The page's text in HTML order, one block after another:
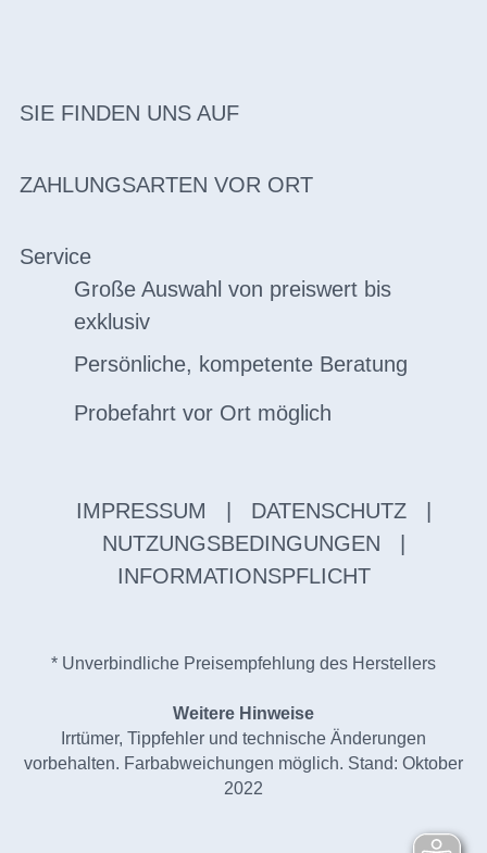
SIE FINDEN UNS AUF
ZAHLUNGSARTEN VOR ORT
Service
Große Auswahl von preiswert bis
exklusiv
Persönliche, kompetente Beratung
Probefahrt vor Ort möglich
IMPRESSUM DATENSCHUTZ
NUTZUNGSBEDINGUNGEN
INFORMATIONSPFLICHT
* Unverbindliche Preisempfehlung des Herstellers
Weitere Hinweise
Irrtümer, Tippfehler und technische Änderungen
vorbehalten. Farbabweichungen möglich. Stand: Oktober
2022